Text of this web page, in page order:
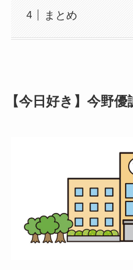
まとめ
【今日好き】今野